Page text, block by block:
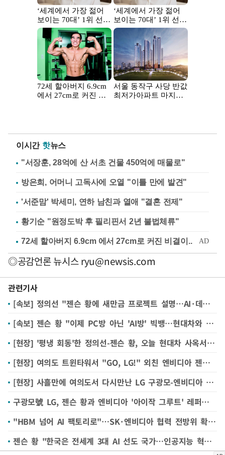
이시간 핫뉴스
"서장훈, 28억에 산 서초 건물 450억에 매물로"
방은희, 어머니 고독사에 오열 "이틀 만에 발견"
'서준맘' 박세미, 연하 남친과 열애 "결혼 전제"
황기순 "원정도박 후 필리핀서 2년 불법체류"
◎공감언론 뉴시스ryu@newsis.com
관련기사
[속보] 정의선 "젠슨 황에 새만금 프로젝트 설명…AI·데이터센터 참여 제안"
[속보] 젠슨 황 "이제 PC방 아닌 'AI방' 빅뱅…현대차와 파트너돼 기뻐"
[현장] '평냉 회동'한 정의선-젠슨 황, 오늘 현대차 사옥서 '로봇' 함께 둘러봐
[현장] 여의도 트윈타워서 "GO, LG!" 외친 엔비디아 젠슨 황 '로보틱스·AI' 협력 강화
[현장] 사흘만에 여의도서 다시만난 LG 구광모-엔비디아 젠슨 황 "피지컬 AI 협력"
구광모號 LG, 젠슨 황과 엔비디아 '아이작 그루트' 레퍼런스 로봇 공동 개발
"HBM 넘어 AI 팩토리로"…SK·엔비디아 협력 전방위 확대한다
젠슨 황 "한국은 전세계 3대 AI 선도 국가…인공지능 혁명서 중요 위치"